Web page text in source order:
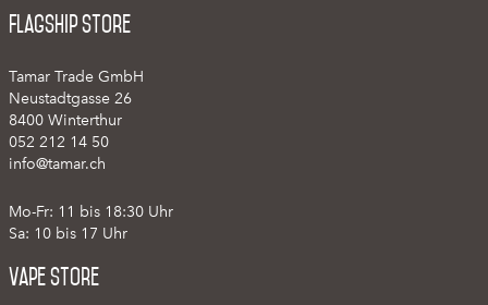
Flagship Store
Tamar Trade GmbH
Neustadtgasse 26
8400 Winterthur
052 212 14 50
info@tamar.ch
Mo-Fr: 11 bis 18:30 Uhr
Sa: 10 bis 17 Uhr
Vape Store